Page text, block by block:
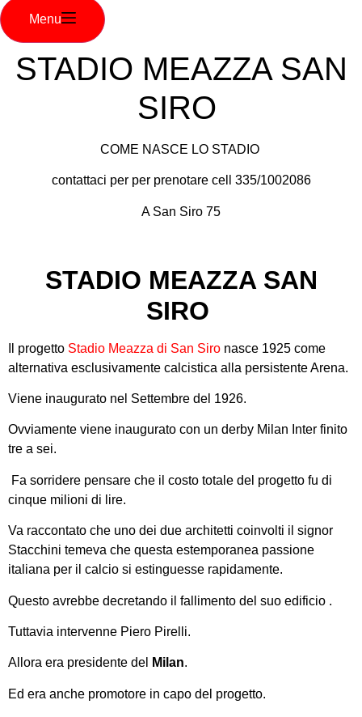
Menu
STADIO MEAZZA SAN
SIRO
COME NASCE LO STADIO
contattaci per per prenotare cell 335/1002086
A San Siro 75
STADIO MEAZZA SAN
SIRO
Il progetto Stadio Meazza di San Siro nasce 1925 come
alternativa esclusivamente calcistica alla persistente Arena.
Viene inaugurato nel Settembre del 1926.
Ovviamente viene inaugurato con un derby Milan Inter finito
tre a sei.
Fa sorridere pensare che il costo totale del progetto fu di
cinque milioni di lire.
Va raccontato che uno dei due architetti coinvolti il signor
Stacchini temeva che questa estemporanea passione
italiana per il calcio si estinguesse rapidamente.
Questo avrebbe decretando il fallimento del suo edificio .
Tuttavia intervenne Piero Pirelli.
Allora era presidente del Milan.
Ed era anche promotore in capo del progetto.